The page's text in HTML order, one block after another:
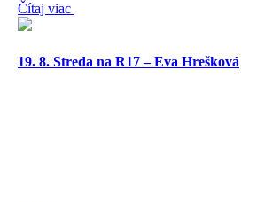
Čítaj viac
19. 8. Streda na R17 – Eva Hrešková